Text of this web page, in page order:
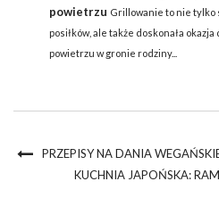
powietrzu Grillowanie to nie tylko
posiłków, ale także doskonała
powietrzu w gronie rodziny...
PRZEPISY NA DANIA
KUCHNIA JAPOŃSKA: